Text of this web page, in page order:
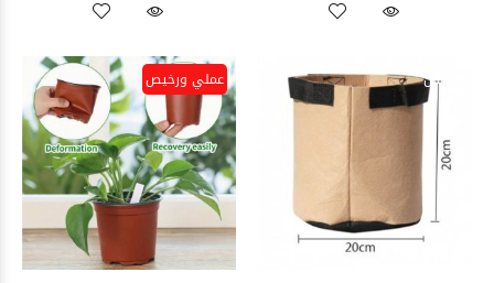
قماش عملي ورخيص